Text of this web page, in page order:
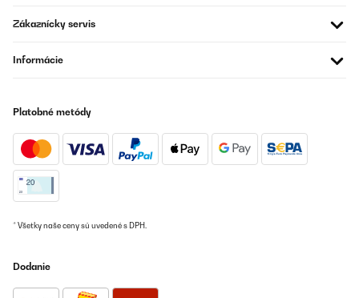
Zákaznícky servis
Informácie
Platobné metódy
* Všetky naše ceny sú uvedené s DPH.
Dodanie